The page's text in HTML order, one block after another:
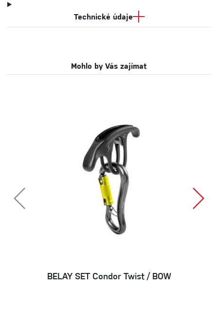
Technické údaje
Mohlo by Vás zajímat
BELAY SET Condor Twist / BOW